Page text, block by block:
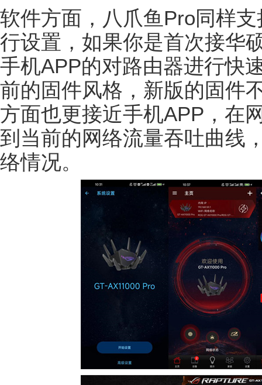
软件方面，八爪鱼Pro同样
行设置，如果你是首次接华
手机APP的对路由器进行快
前的固件风格，新版的固件
方面也更接近手机APP，在
到当前的网络流量吞吐曲线
络情况。